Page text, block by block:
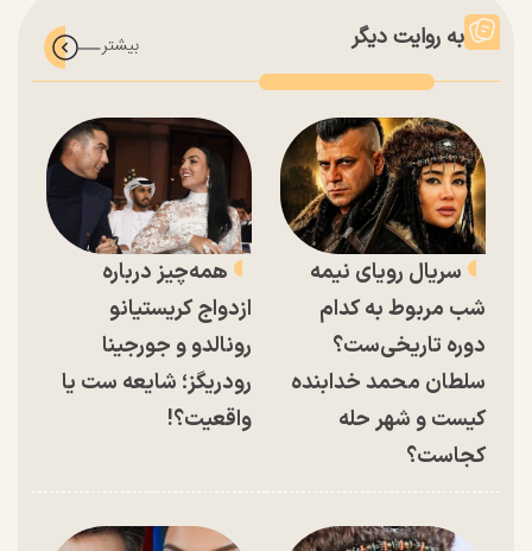
به روایت دیگر
سریال رویای نیمه
شب مربوط به کدام
دوره تاریخی‌ست؟
سلطان محمد خدابنده
کیست و شهر حله
کجاست؟
همه‌چیز درباره
ازدواج کریستیانو
رونالدو و جورجینا
رودریگز؛ شایعه ست یا
واقعیت؟!